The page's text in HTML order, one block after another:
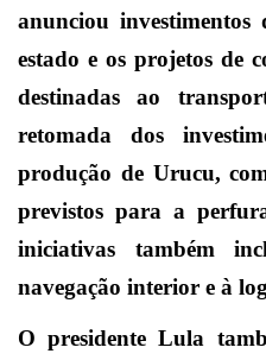
anunciou investimentos
estado e os projetos de
destinadas ao
retomada dos
produção de Urucu,
previstos para a
iniciativas também
navegação interior e à
O presidente Lula